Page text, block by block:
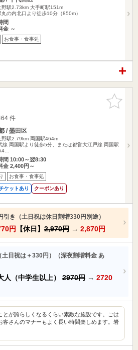
野駅2.73km 大手町駅151m
丸の内北口より徒歩10分（850m）
間
金 ～
お食事・食事処
お気に入
りに追加
件
/ 墨田区
野駅2.79km 両国駅464m
線 両国駅より徒歩5分、または都営大江戸線 両国駅
間 10:00～翌8:30
金 2,400円～
お食事・食事処
ケットあり クーポンあり
引き（土日祝は休日割増330円別途）
円 【休日】 2,970円 → 2,870円
土日祝は＋330円）（深夜割増料金 あ
人（中学生以上） 2970円 → 2720
とが誇らしくなるくらい素敵な施設です。ごは
客さんのマナーもよく長い時間楽しめます。岩